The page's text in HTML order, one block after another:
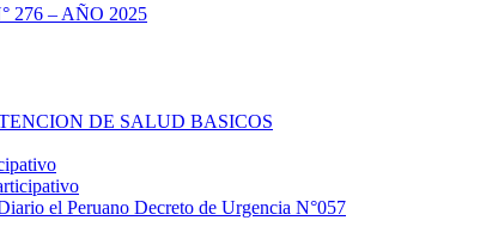
276 – AÑO 2025
DE SALUD BASICOS
el Peruano Decreto de Urgencia N°057